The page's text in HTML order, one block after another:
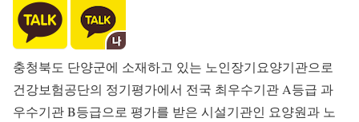
충청북도 단양군에 소재하고 있는 노인장기요양기관으로
건강보험공단의 정기평가에서 전국 최우수기관 A등급 과
우수기관 B등급으로 평가를 받은 시설기관인 요양원과 노